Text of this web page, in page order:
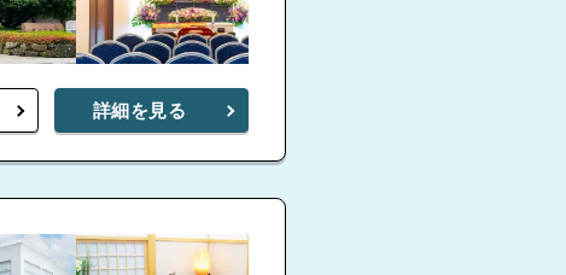
詳細を見る